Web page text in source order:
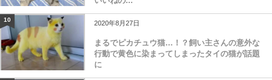
10 2020年8月27日
まるでピカチュウ猫…！？飼い主さんの意外な
行動で黄色に染まってしまったタイの猫が話題
に